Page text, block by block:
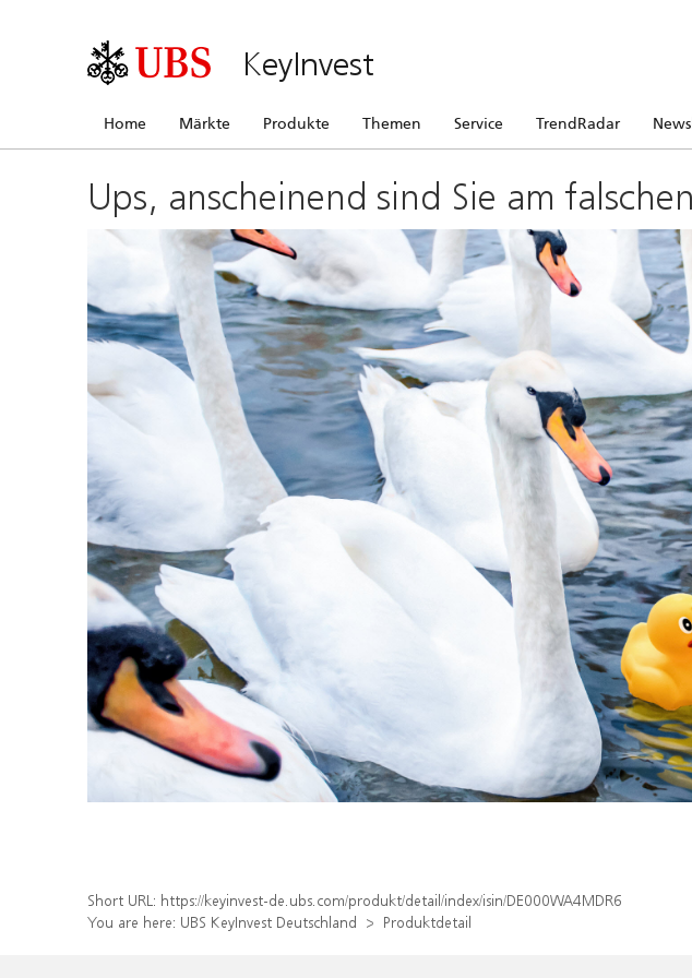
KeyInvest
Home Märkte Produkte Themen Service TrendRadar
Ups, anscheinend sind Sie am
Short URL: https://keyinvest-de.ubs.com/produkt/detail/index/isin/DE000WA4MDR6
You are here: UBS KeyInvest Deutschland Produktdetail